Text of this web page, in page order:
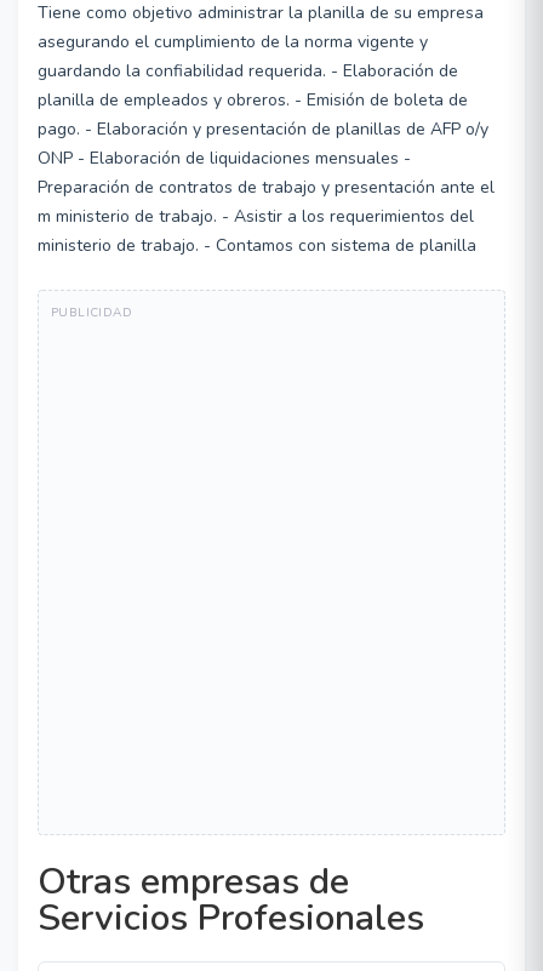
Tiene como objetivo administrar la planilla de su empresa
asegurando el cumplimiento de la norma vigente y
guardando la confiabilidad requerida. - Elaboración de
planilla de empleados y obreros. - Emisión de boleta de
pago. - Elaboración y presentación de planillas de AFP o/y
ONP - Elaboración de liquidaciones mensuales -
Preparación de contratos de trabajo y presentación ante el
m ministerio de trabajo. - Asistir a los requerimientos del
ministerio de trabajo. - Contamos con sistema de planilla
Otras empresas de
Servicios Profesionales